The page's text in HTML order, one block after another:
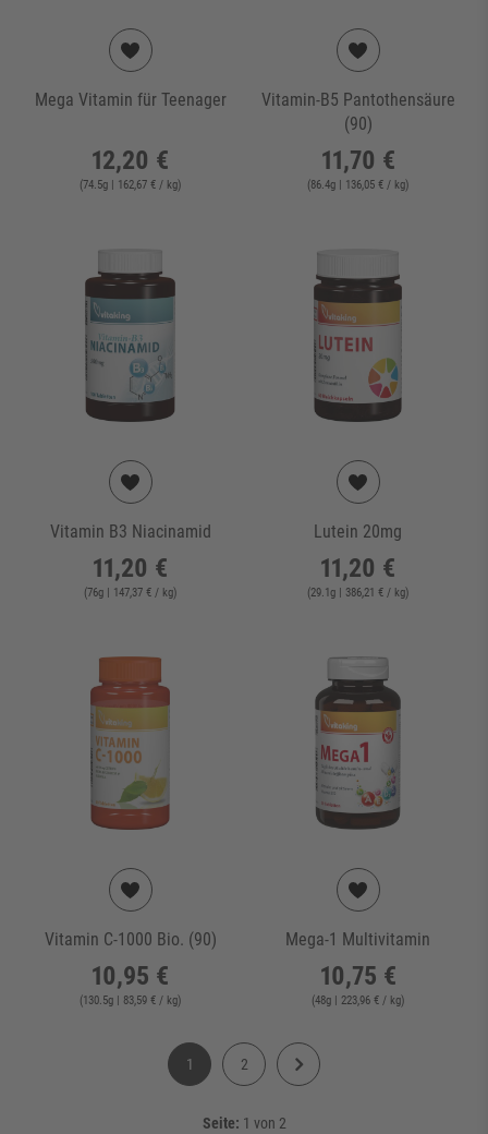
Mega Vitamin für Teenager
12,20 €
(74.5g| 162,67 € / kg)
Vitamin-B5 Pantothensäure
(90)
11,70 €
(86.4g| 136,05 € / kg)
Vitamin B3 Niacinamid
11,20 €
(76g| 147,37 € / kg)
Lutein 20mg
11,20 €
(29.1g| 386,21 € / kg)
Vitamin C-1000 Bio. (90)
10,95 €
(130.5g| 83,59 € / kg)
Mega-1 Multivitamin
10,75 €
(48g| 223,96 € / kg)
1 2
Seite: 1 von 2